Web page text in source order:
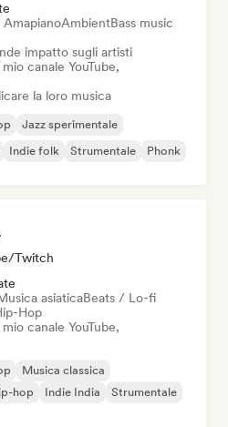
AmbientBass music
impatto sugli artisti
canale YouTube,
la loro musica
Jazz sperimentale
Indie folk Strumentale Phonk
Twitch
asiaticaBeats / Lo-fi
Hop
canale YouTube,
Musica classica
hop Indie India
Strumentale